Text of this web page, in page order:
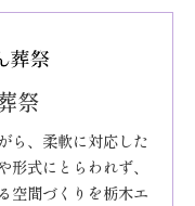
祭
ら、柔軟に対応した
式にとらわれず、
空間づくりを栃木エ